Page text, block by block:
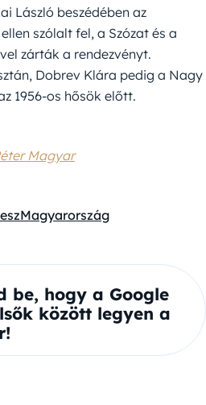
László beszédében az
szólalt fel, a Szózat és a
zárták a rendezvényt.
Dobrev Klára pedig a Nagy
1956-os hősök előtt.
Magyar
Magyarország
hogy a Google
között legyen a